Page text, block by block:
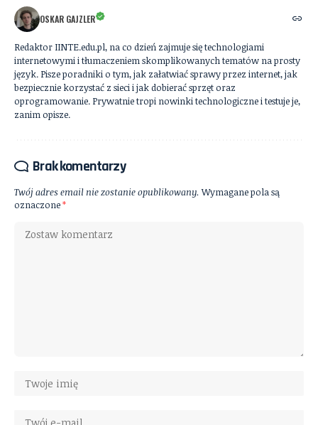
OSKAR GAJZLER
Redaktor IINTE.edu.pl, na co dzień zajmuje się technologiami
internetowymi i tłumaczeniem skomplikowanych tematów na prosty
język. Pisze poradniki o tym, jak załatwiać sprawy przez internet, jak
bezpiecznie korzystać z sieci i jak dobierać sprzęt oraz
oprogramowanie. Prywatnie tropi nowinki technologiczne i testuje je,
zanim opisze.
Brak komentarzy
Twój adres email nie zostanie opublikowany. Wymagane pola są
oznaczone*